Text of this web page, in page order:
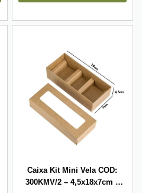
Caixa Kit Mini Vela COD:
300KMV/2 – 4,5x18x7cm –